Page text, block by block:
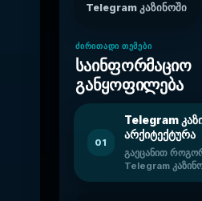
Telegram კაზინოში
ᲫᲘᲠᲘᲗᲐᲓᲘ ᲗᲔᲛᲔᲑᲘ
საინფორმაციო
განყოფილება
01
Telegram
არქიტექტურა
გაეცანით
Telegram